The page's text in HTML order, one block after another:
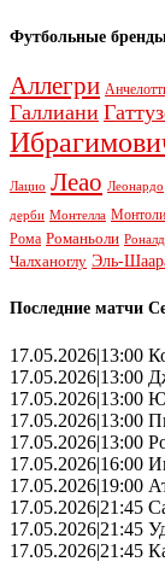
Футбольные
Аллегри
Галлиани
Лацио Леао Леонардо
дерби Монтелла
Рома Романьоли
Чалханоглу Эль-
Последние матчи
17.05.2026|13:00
17.05.2026|13:00
17.05.2026|13:00
17.05.2026|13:00
17.05.2026|13:00
17.05.2026|16:00
17.05.2026|19:00
17.05.2026|21:45
17.05.2026|21:45
17.05.2026|21:45